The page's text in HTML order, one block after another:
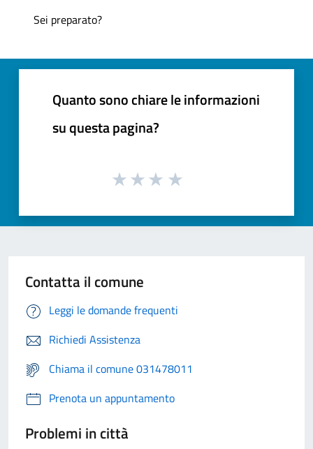
Sei preparato?
Quanto sono chiare le informazioni
su questa pagina?
Contatta il comune
Leggi le domande frequenti
Richiedi Assistenza
Chiama il comune 031478011
Prenota un appuntamento
Problemi in città